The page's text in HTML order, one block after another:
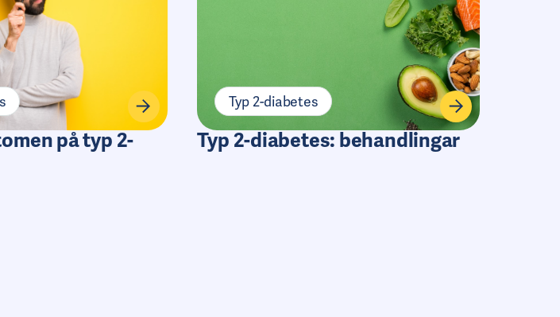
på typ 2-
Typ 2-diabetes
Typ 2-diabetes: behandlingar